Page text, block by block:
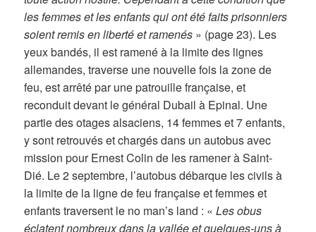
les femmes et les enfants qui ont été faits prisonniers
soient remis en liberté et ramenés » (page 23). Les
yeux bandés, il est ramené à la limite des lignes
allemandes, traverse une nouvelle fois la zone de
feu, est arrêté par une patrouille française, et
reconduit devant le général Dubail à Epinal. Une
partie des otages alsaciens, 14 femmes et 7 enfants,
y sont retrouvés et chargés dans un autobus avec
mission pour Ernest Colin de les ramener à Saint-
Dié. Le 2 septembre, l’autobus débarque les civils à
la limite de la ligne de feu française et femmes et
enfants traversent le no man’s land : «Les obus
éclatent nombreux dans la vallée et quelques-uns à